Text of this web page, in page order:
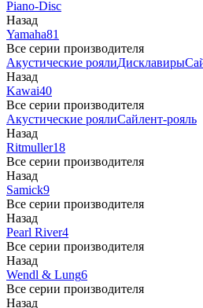
Piano-Disc
Назад
Yamaha81
Все серии производителя
Акустические роялиДисклавиры
Назад
Kawai40
Все серии производителя
Акустические роялиСайлент-рояль
Назад
Ritmuller18
Все серии производителя
Назад
Samick9
Все серии производителя
Назад
Pearl River4
Все серии производителя
Назад
Wendl & Lung6
Все серии производителя
Назад